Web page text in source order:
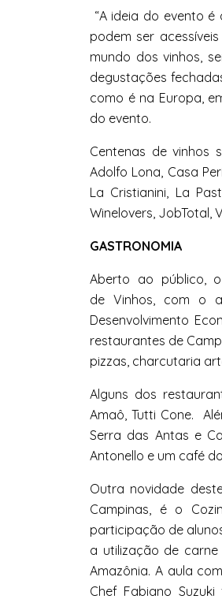
“A ideia do evento
podem ser
mundo dosvinhos,
degustações
como é na Europa,
do evento.
Centenas devinhos
Adolfo Lona, Casa
La Cristianini, La
Winelovers, JobTotal,
GASTRONOMIA
Aberto ao público,
de Vinhos, com o
Desenvolvimento
restaurantes de
pizzas, charcutaria
Alguns dos
Amaô, Tutti Cone.
Serra das Antas e
Antonello e um café
Outra novidade
Campinas, é o
participação de
a utilização de
Amazônia. A aula
Chef Fabiano